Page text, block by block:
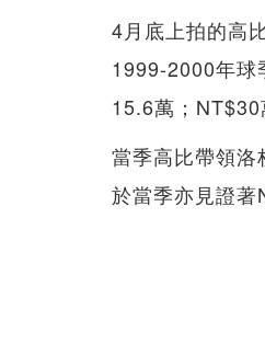
4月底上拍的高
1999-2000年球
15.6萬；NT$30
當季高比帶領
於當季亦見證著